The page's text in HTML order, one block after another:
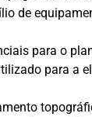
de
para o
para a